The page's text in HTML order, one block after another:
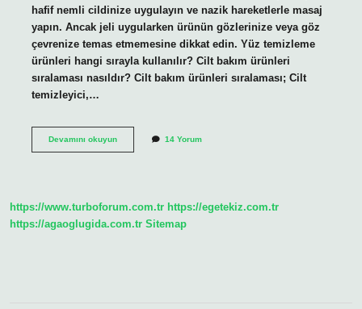
hafif nemli cildinize uygulayın ve nazik hareketlerle masaj
yapın. Ancak jeli uygularken ürünün gözlerinize veya göz
çevrenize temas etmemesine dikkat edin. Yüz temizleme
ürünleri hangi sırayla kullanılır? Cilt bakım ürünleri
sıralaması nasıldır? Cilt bakım ürünleri sıralaması; Cilt
temizleyici,…
Devamını okuyunYüz
14 Yorum
https://www.turboforum.com.tr https://egetekiz.com.tr
https://agaoglugida.com.tr Sitemap